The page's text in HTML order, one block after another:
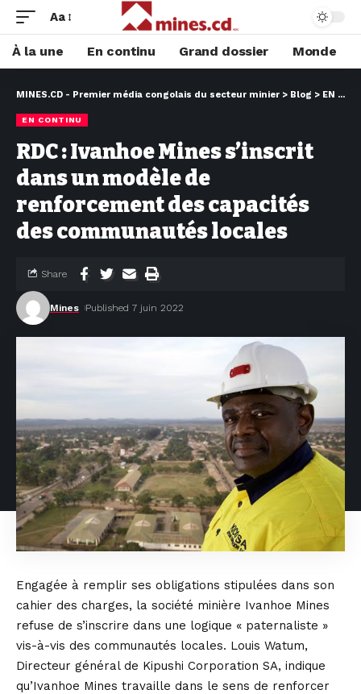
Aa
À la une En continu Grand dossier Monde
MINES.CD - Premier média congolais du secteur minier > Blog > EN CONTINU
EN CONTINU
RDC : Ivanhoe Mines s’inscrit
dans un modèle de
renforcement des capacités
des communautés locales
Mines Published 7 juin 2022
Share
Engagée à remplir ses obligations stipulées dans son
cahier des charges, la société minière Ivanhoe Mines
refuse de s’inscrire dans une logique « paternaliste »
vis-à-vis des communautés locales. Louis Watum,
Directeur général de Kipushi Corporation SA, indique
qu’Ivanhoe Mines travaille dans le sens de renforcer